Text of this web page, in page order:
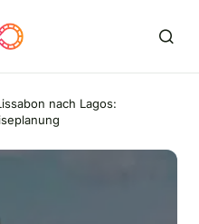
nach Lagos: